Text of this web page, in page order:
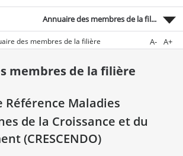
Annuaire des membres de la fil...
des membres de la filière A- A+
membres de la filière
Référence Maladies
de la Croissance et du
(CRESCENDO)